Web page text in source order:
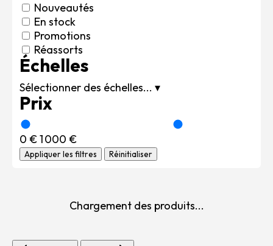
Accessoires
Puzzles
Carte cadeau
Maquette par marque
Nouveautés
En stock
Promotions
Réassorts
Échelles
Sélectionner des échelles... ▾
Prix
0 €1 000 €
Appliquer les filtres Réinitialiser
Chargement des produits...